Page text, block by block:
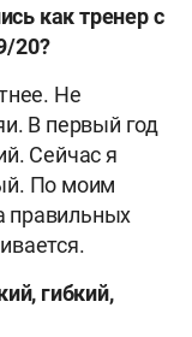
как тренер с
20?
Не
В первый год
Сейчас я
По моим
правильных
гибкий,